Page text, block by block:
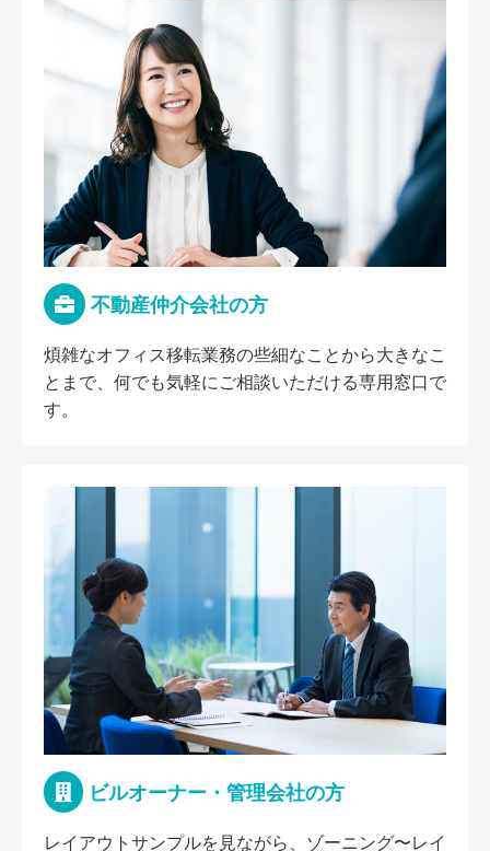
不動産仲介会社の方
煩雑なオフィス移転業務の些細なことから大きなこ
とまで、何でも気軽にご相談いただける専用窓口で
す。
ビルオーナー・管理会社の方
レイアウトサンプルを見ながら、ゾーニング〜レイ